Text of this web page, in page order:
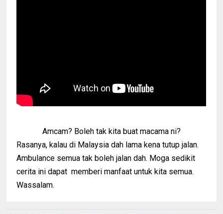
Amcam? Boleh tak kita buat macama ni?
Rasanya, kalau di Malaysia dah lama kena tutup jalan.
Ambulance semua tak boleh jalan dah. Moga sedikit
cerita ini dapat memberi manfaat untuk kita semua.
Wassalam.